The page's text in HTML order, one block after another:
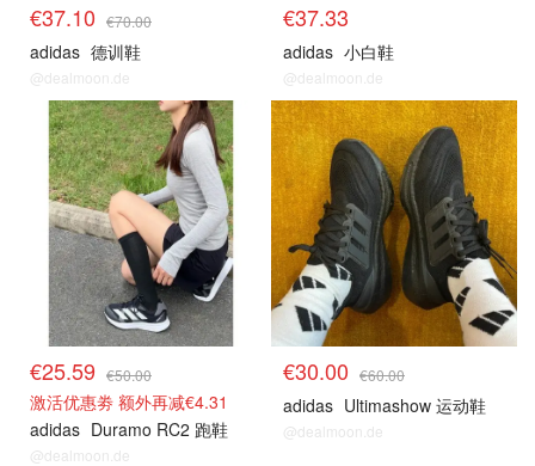
€37.10 €70.00
adidas 德训鞋
@dealmoon.de
€37.33
adidas 小白鞋
@dealmoon.de
€25.59 €50.00
激活优惠劵 额外再减€4.31
adidas Duramo RC2 跑鞋
@dealmoon.de
€30.00 €60.00
adidas Ultimashow 运动鞋
@dealmoon.de